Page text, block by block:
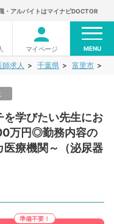
・アルバイトはマイナビDOCTOR
マイページ MENU
師求人 千葉県 富里市
を学びたい先生にお
万円◎勤務内容の
療機関～（泌尿器